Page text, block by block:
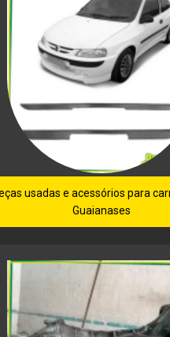
usadas e acessórios para
Guaianases